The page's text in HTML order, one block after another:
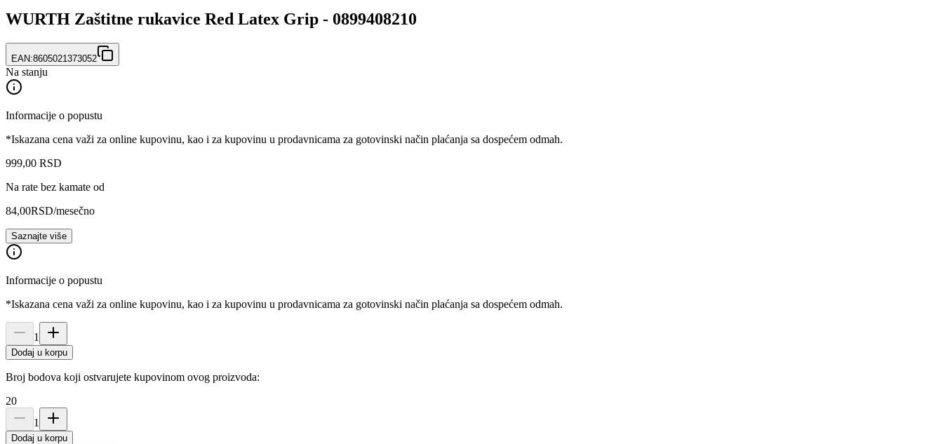
WURTH Zaštitne rukavice Red Latex Grip - 0899408210
EAN:8605021373052
Na stanju
Informacije o popustu
*Iskazana cena važi za online kupovinu, kao i za kupovinu u prodavnicama za gotovinski način plaćanja sa dospećem odmah.
999,00 RSD
Na rate bez kamate od
84,00RSD/mesečno
Saznajte više
Informacije o popustu
*Iskazana cena važi za online kupovinu, kao i za kupovinu u prodavnicama za gotovinski način plaćanja sa dospećem odmah.
1
Dodaj u korpu
Broj bodova koji ostvarujete kupovinom ovog proizvoda:
20
1
Dodaj u korpu